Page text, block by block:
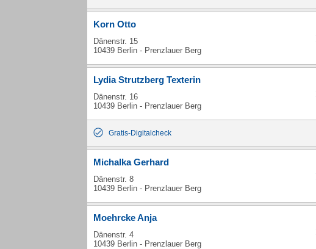
Korn Otto
Dänenstr. 15
10439 Berlin - Prenzlauer Berg
Lydia Strutzberg Texterin
Dänenstr. 16
10439 Berlin - Prenzlauer Berg
Gratis-Digitalcheck
Michalka Gerhard
Dänenstr. 8
10439 Berlin - Prenzlauer Berg
Moehrcke Anja
Dänenstr. 4
10439 Berlin - Prenzlauer Berg